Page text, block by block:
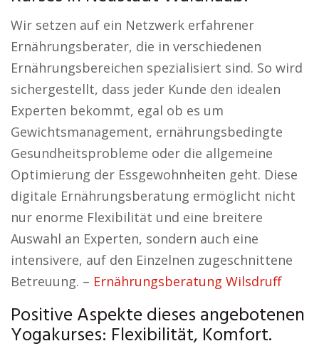
Wir setzen auf ein Netzwerk erfahrener
Ernährungsberater, die in verschiedenen
Ernährungsbereichen spezialisiert sind. So wird
sichergestellt, dass jeder Kunde den idealen
Experten bekommt, egal ob es um
Gewichtsmanagement, ernährungsbedingte
Gesundheitsprobleme oder die allgemeine
Optimierung der Essgewohnheiten geht. Diese
digitale Ernährungsberatung ermöglicht nicht
nur enorme Flexibilität und eine breitere
Auswahl an Experten, sondern auch eine
intensivere, auf den Einzelnen zugeschnittene
Betreuung. – Ernährungsberatung Wilsdruff
Positive Aspekte dieses angebotenen
Yogakurses: Flexibilität, Komfort.